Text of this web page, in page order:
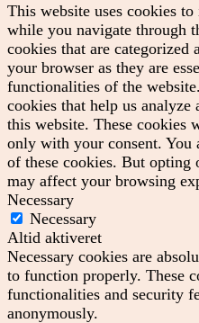
This website uses cookies
while you navigate through
cookies that are categorized
your browser as they are
functionalities of the
cookies that help us analyze
this website. These cookies
only with your consent. You
of these cookies. But opting
may affect your browsing
Necessary
Necessary
Altid aktiveret
Necessary cookies are
to function properly. These
functionalities and security
anonymously.